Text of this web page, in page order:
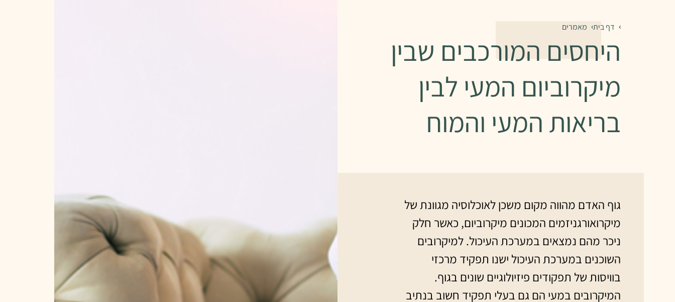
דף בית מאמרים
היחסים המורכבים שבין
מיקרוביום המעי לבין
בריאות המעי והמוח
גוף האדם מהווה מקום משכן לאוכלוסיה מגוונת של
מיקרואורגניזמים המכונים מיקרוביום, כאשר חלק
ניכר מהם נמצאים במערכת העיכול. למיקרובים
השוכנים במערכת העיכול ישנו תפקיד מרכזי
בוויסות של תפקודים פיזיולוגיים שונים בגוף.
המיקרובים במעי הם גם בעלי תפקיד חשוב בנתיב